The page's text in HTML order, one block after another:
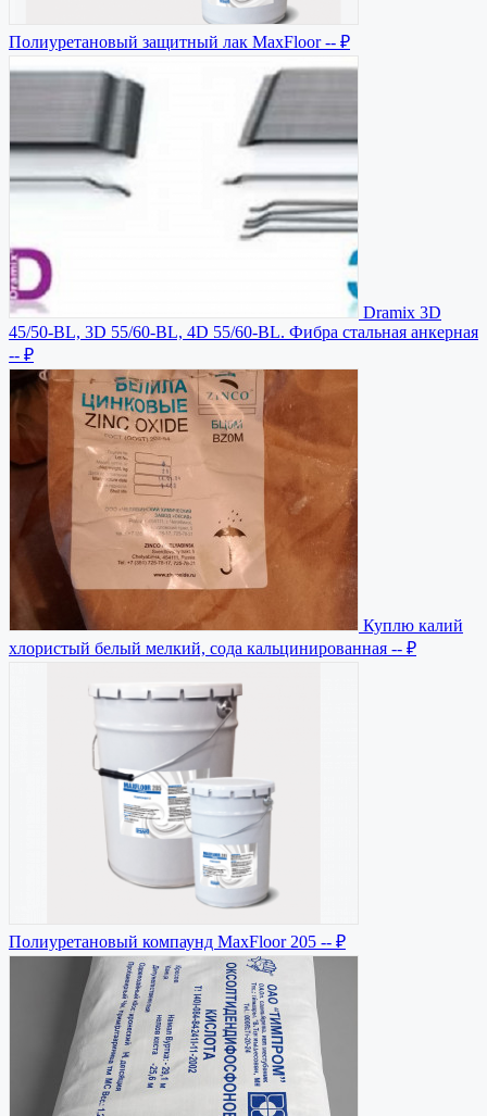
Полиуретановый защитный лак MaxFloor -- ₽
Dramix 3D
45/50-BL, 3D 55/60-BL, 4D 55/60-BL. Фибра стальная анкерная
-- ₽
Куплю калий
хлористый белый мелкий, сода кальцинированная -- ₽
Полиуретановый компаунд MaxFloor 205 -- ₽